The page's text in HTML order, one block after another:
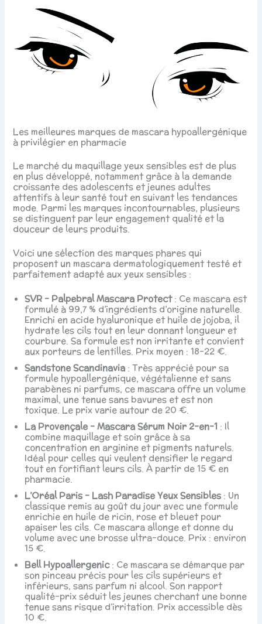
Les meilleures marques de mascara hypoallergénique
à privilégier en pharmacie
Le marché du maquillage yeux sensibles est de plus
en plus développé, notamment grâce à la demande
croissante des adolescents et jeunes adultes
attentifs à leur santé tout en suivant les tendances
mode. Parmi les marques incontournables, plusieurs
se distinguent par leur engagement qualité et la
douceur de leurs produits.
Voici une sélection des marques phares qui
proposent un mascara dermatologiquement testé et
parfaitement adapté aux yeux sensibles :
SVR – Palpebral Mascara Protect: Ce mascara est
formulé à 99,7 % d’ingrédients d’origine naturelle.
Enrichi en acide hyaluronique et huile de jojoba, il
hydrate les cils tout en leur donnant longueur et
courbure. Sa formule est non irritante et convient
aux porteurs de lentilles. Prix moyen : 18-22 €.
Sandstone Scandinavia : Très apprécié pour sa
formule hypoallergénique, végétalienne et sans
parabènes ni parfums, ce mascara offre un volume
maximal, une tenue sans bavures et est non
toxique. Le prix varie autour de 20 €.
La Provençale – Mascara Sérum Noir 2-en-1 : Il
combine maquillage et soin grâce à sa
concentration en arginine et pigments naturels.
Idéal pour celles qui veulent densifier le regard
tout en fortifiant leurs cils. À partir de 15 € en
pharmacie.
L’Oréal Paris – Lash Paradise Yeux Sensibles : Un
classique remis au goût du jour avec une formule
enrichie en huile de ricin, rose et bleuet pour
apaiser les cils. Ce mascara allonge et donne du
volume avec une brosse ultra-douce. Prix : environ
15 €.
Bell Hypoallergenic: Ce mascara se démarque par
son pinceau précis pour les cils supérieurs et
inférieurs, sans parfum ni alcool. Son rapport
qualité-prix séduit les jeunes cherchant une bonne
tenue sans risque d’irritation. Prix accessible dès
10 €.